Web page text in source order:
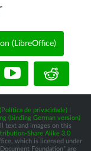
(LibreOffice)
de privacidade)
(binding German version)
text and images on this
Share Alike 3.0
which is licensed under
Foundation” are